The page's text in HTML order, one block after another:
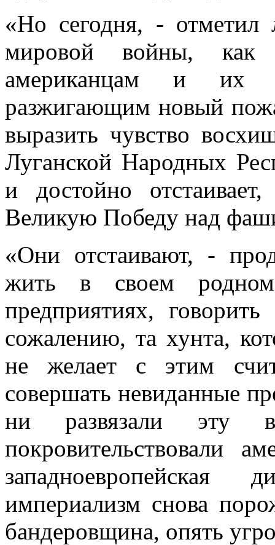
«Но сегодня, -
мировой войны,
американцам и их
разжигающим новый
выразить чувство
Луганской Народных
и достойно
Великую Победу над
«Они отстаивают, -
жить в своем
предприятиях,
сожалению, та хунта,
не желает с этим
совершать невиданные
ни развязали
покровительствовали
империализм снова
бандеровщина, опять